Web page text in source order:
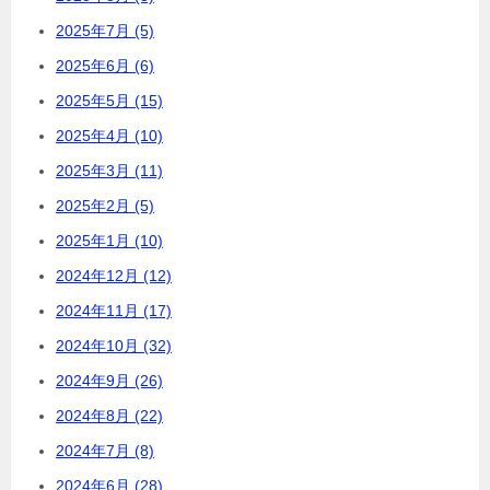
2025年7月 (5)
2025年6月 (6)
2025年5月 (15)
2025年4月 (10)
2025年3月 (11)
2025年2月 (5)
2025年1月 (10)
2024年12月 (12)
2024年11月 (17)
2024年10月 (32)
2024年9月 (26)
2024年8月 (22)
2024年7月 (8)
2024年6月 (28)